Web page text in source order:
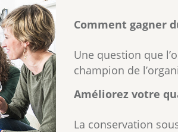
Comment gagner
Une question que
champion de
Améliorez votre
La conservation